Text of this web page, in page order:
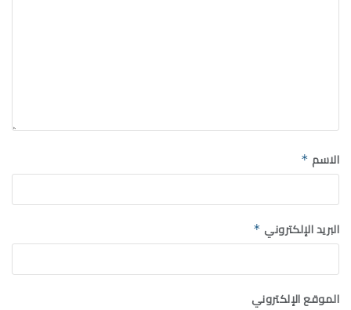
الاسم *
البريد الإلكتروني *
الموقع الإلكتروني